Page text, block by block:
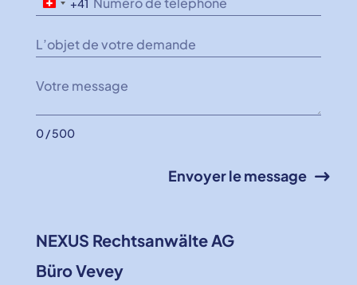
Switzerland
+41
0 / 500
Envoyer le message
NEXUS Rechtsanwälte AG
Büro Vevey